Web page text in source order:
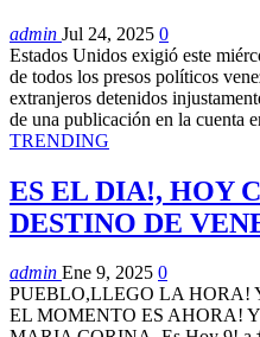
admin Jul 24, 2025 0
Estados Unidos exigió este
de todos los presos políticos
extranjeros detenidos
de una publicación en la cuenta
TRENDING
ES EL DIA!, HOY
DESTINO DE
admin Ene 9, 2025 0
PUEBLO,LLEGO LA HORA!
EL MOMENTO ES AHORA!